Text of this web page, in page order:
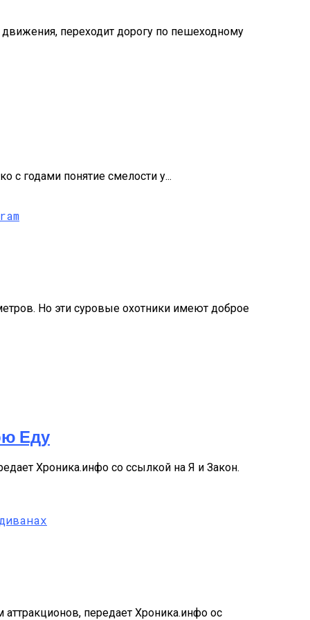
переходит дорогу по пешеходному
с годами понятие смелости у...
Но эти суровые охотники имеют доброе
Еду
Хроника.инфо со ссылкой на Я и Закон.
передает Хроника.инфо ос